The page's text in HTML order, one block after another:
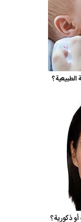
ذكورية؟